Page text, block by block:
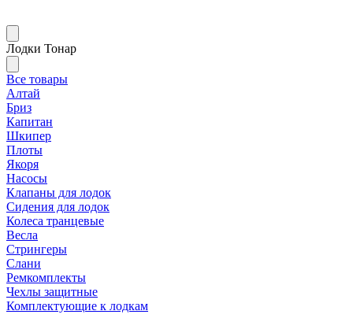
Лодки Тонар
Все товары
Алтай
Бриз
Капитан
Шкипер
Плоты
Якоря
Насосы
Клапаны для лодок
Сидения для лодок
Колеса транцевые
Весла
Стрингеры
Слани
Ремкомплекты
Чехлы защитные
Комплектующие к лодкам